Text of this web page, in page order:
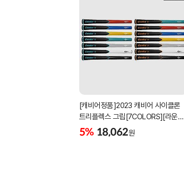
[캐비어정품]2023 캐비어 사이클론
트리플렉스 그립[7COLORS][라운드]
[39g/42g/46g/50g][R/S 토크]
5% 18,062원